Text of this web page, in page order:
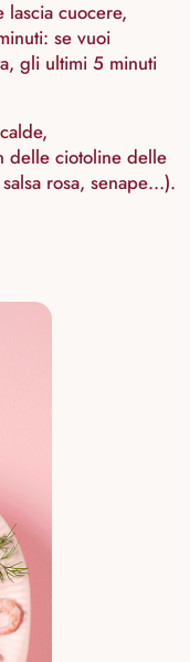
lascia cuocere,
se vuoi
gli ultimi 5 minuti
delle ciotoline delle
rosa, senape…).